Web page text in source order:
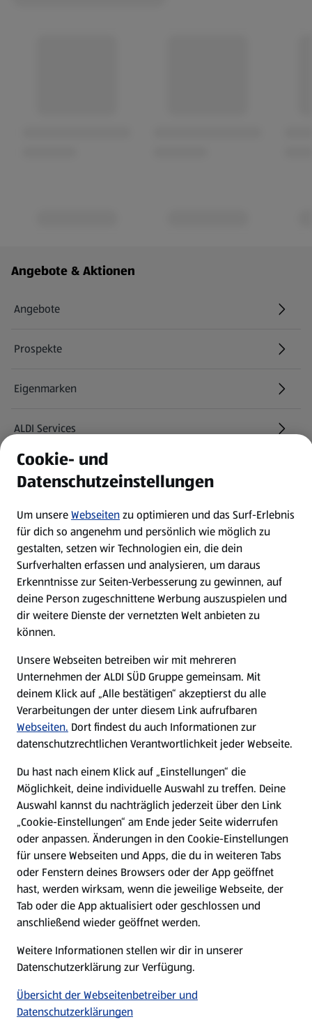
Fußzeilenmenü - weitere Links
Angebote & Aktionen
Angebote
Prospekte
Eigenmarken
ALDI Services
Newsletter
WhatsApp
Über ALDI SÜD
Filialen
E-Ladestationen
Nachhaltigkeit
Karriere
Presse
Hilfe & Kontakt
(öffnet in einem neuen Tab)
Unternehmen
Folge uns hier:
Jetzt die ALDI SÜD App downloaden
Cookie- und
Datenschutzeinstellungen
Um unsereWebseitenzu optimieren und das Surf-Erlebnis
für dich so angenehm und persönlich wie möglich zu
gestalten, setzen wir Technologien ein, die dein
Surfverhalten erfassen und analysieren, um daraus
Erkenntnisse zur Seiten-Verbesserung zu gewinnen, auf
deine Person zugeschnittene Werbung auszuspielen und
dir weitere Dienste der vernetzten Welt anbieten zu
können.
Unsere Webseiten betreiben wir mit mehreren
Unternehmen der ALDI SÜD Gruppe gemeinsam. Mit
deinem Klick auf „Alle bestätigen“ akzeptierst du alle
Verarbeitungen der unter diesem Link aufrufbaren
Webseiten. Dort findest du auch Informationen zur
datenschutzrechtlichen Verantwortlichkeit jeder Webseite.
Du hast nach einem Klick auf „Einstellungen“ die
Möglichkeit, deine individuelle Auswahl zu treffen. Deine
Auswahl kannst du nachträglich jederzeit über den Link
„Cookie-Einstellungen“ am Ende jeder Seite widerrufen
oder anpassen. Änderungen in den Cookie-Einstellungen
für unsere Webseiten und Apps, die du in weiteren Tabs
oder Fenstern deines Browsers oder der App geöffnet
hast, werden wirksam, wenn die jeweilige Webseite, der
Tab oder die App aktualisiert oder geschlossen und
anschließend wieder geöffnet werden.
Weitere Informationen stellen wir dir in unserer
Datenschutzerklärung zur Verfügung.
Übersicht der Webseitenbetreiber und
Datenschutzerklärungen